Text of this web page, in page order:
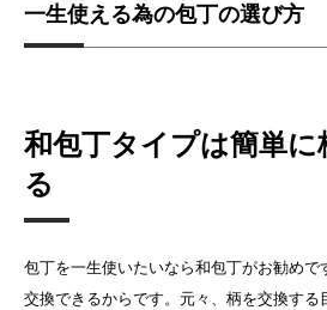
一生使える為の包丁の選び方
和包丁タイプは簡単に
る
包丁を一生使いたいなら和包丁がお勧めで
交換できるからです。元々、柄を交換する